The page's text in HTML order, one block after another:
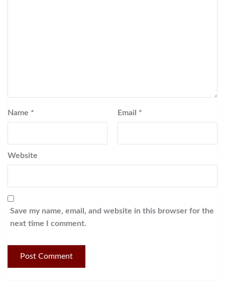
Name * Email *
Website
Save my name, email, and website in this browser for the
next time I comment.